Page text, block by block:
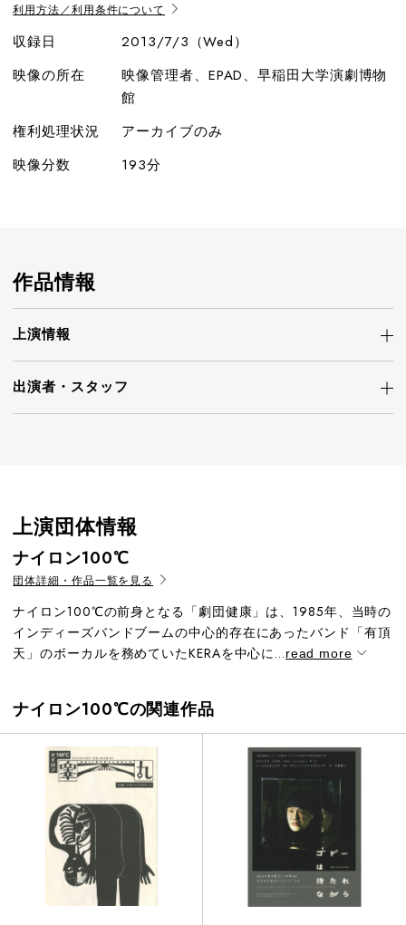
利用方法／利用条件について
収録日
2013/7/3（Wed）
映像の所在
映像管理者、EPAD、早稲田大学演劇博物
館
権利処理状況
アーカイブのみ
映像分数
193分
作品情報
上演情報
出演者・ スタッフ
上演団体情報
ナイロン100℃
団体詳細・作品一覧を見る
ナイロン100℃の前身となる「劇団健康」は、1985年、当時の
インディーズバンドブームの中心的存在にあったバンド「有頂
天」のボーカルを務めていたKERAを中心に...read more
ナイロン100℃の関連作品